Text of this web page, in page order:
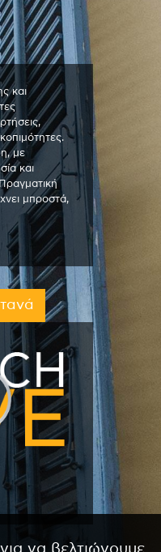
και
με
και
μπροστά,